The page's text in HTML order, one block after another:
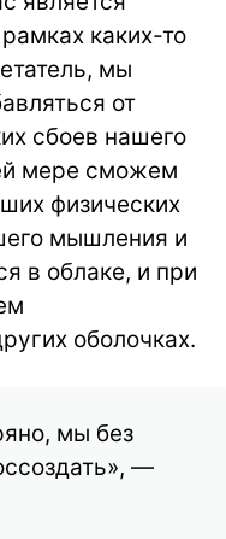
каких-то
мы
от
сбоев нашего
мере сможем
физических
мышления и
в облаке, и при
оболочках.
мы без
—